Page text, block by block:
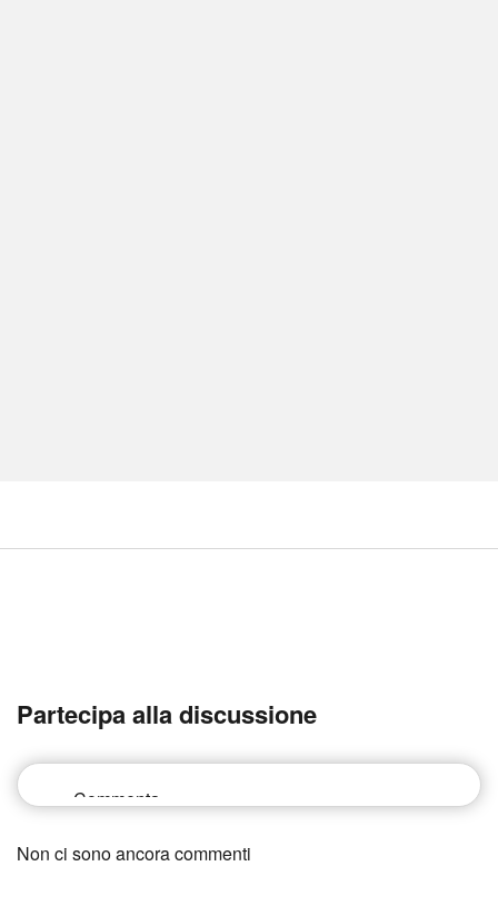
Partecipa alla discussione
Non ci sono ancora commenti